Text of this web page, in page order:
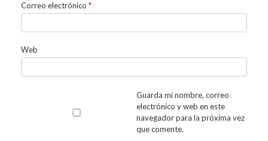
Correo electrónico *
Web
Guarda mi nombre, correo
electrónico y web en este
navegador para la próxima vez
que comente.